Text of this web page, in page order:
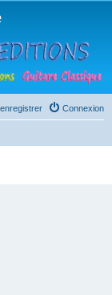
Connexion